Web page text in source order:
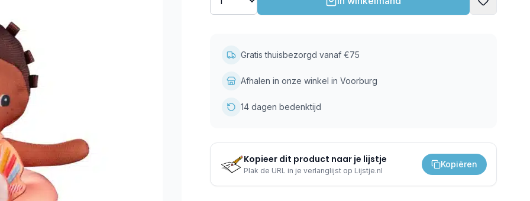
Gratis thuisbezorgd vanaf €75
Afhalen in onze winkel in Voorburg
14 dagen bedenktijd
Kopieer dit product naar je lijstje
Plak de URL in je verlanglijst op Lijstje.nl
Kopiëren